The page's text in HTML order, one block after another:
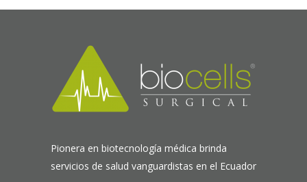
Pionera en biotecnología médica brinda
servicios de salud vanguardistas en el Ecuador